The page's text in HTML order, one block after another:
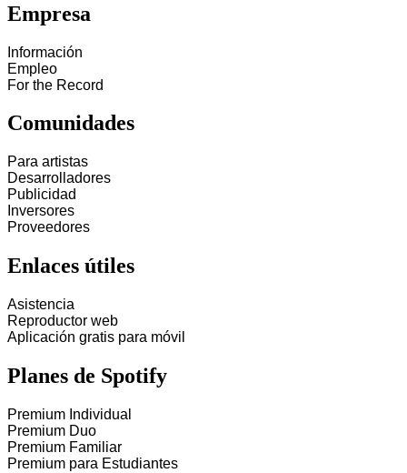
Empresa
Información
Empleo
For the Record
Comunidades
Para artistas
Desarrolladores
Publicidad
Inversores
Proveedores
Enlaces útiles
Asistencia
Reproductor web
Aplicación gratis para móvil
Planes de Spotify
Premium Individual
Premium Duo
Premium Familiar
Premium para Estudiantes